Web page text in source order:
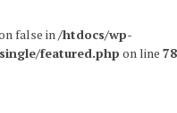
false in/htdocs/wp-
featured.php on line 78